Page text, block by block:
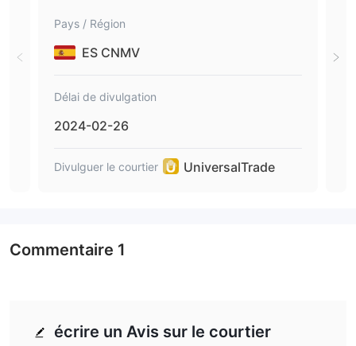
Pays / Région
ES CNMV
Délai de divulgation
2024-02-26
Divulguer le courtier UniversalTrade
écrire un Avis sur le courtier
Commentaire 1